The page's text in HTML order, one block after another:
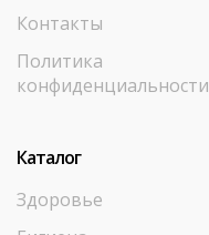
Контакты
Политика
конфиденциальности
Каталог
Здоровье